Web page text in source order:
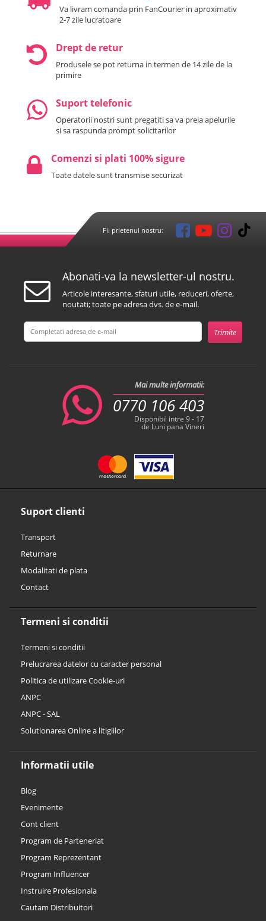
Va livram comanda prin FanCourier in aproximativ
2-7 zile lucratoare
Drept de retur
Produsele se pot returna in termen de 14 zile de la
primire
Suport telefonic
Operatorii nostri sunt pregatiti sa va preia apelurile
si sa raspunda prompt solicitarilor
Comenzi si plati 100% sigure
Toate datele sunt transmise securizat
Fii prietenul nostru:
Suport clienti
Transport
Returnare
Modalitati de plata
Contact
Termeni si conditii
Termeni si conditii
Prelucrarea datelor cu caracter personal
Politica de utilizare Cookie-uri
ANPC
ANPC - SAL
Solutionarea Online a litigiilor
Informatii utile
Blog
Evenimente
Cont client
Program de Parteneriat
Program Reprezentant
Program Influencer
Instruire Profesionala
Cautam Distribuitori
Abonati-va la newsletter-ul nostru.
Articole interesante, sfaturi utile, reduceri, oferte,
noutati; toate pe adresa dvs. de e-mail.
Mai multe informatii:
0770 106 403
Disponibil intre 9 - 17
de Luni pana Vineri